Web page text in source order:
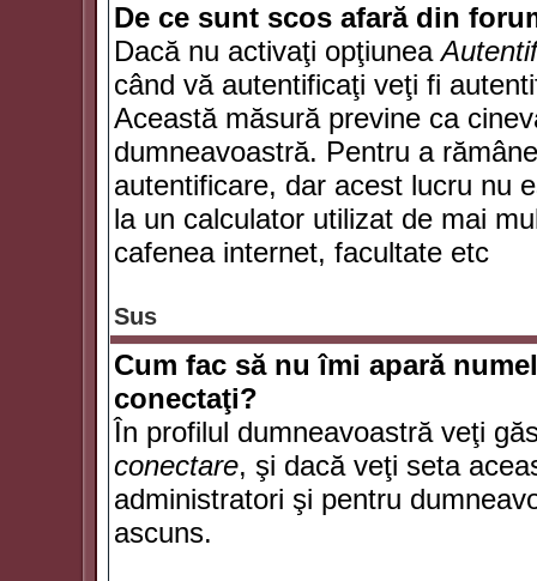
De ce sunt scos afară din
Dacă nu activaţi opţiunea
când vă autentificaţi veţi fi
Această măsură previne ca
dumneavoastră. Pentru a
autentificare, dar acest lucru nu
la un calculator utilizat de mai
cafenea internet, facultate etc
Sus
Cum fac să nu îmi apară
conectaţi?
În profilul dumneavoastră veţi
conectare, şi dacă veţi seta
administratori şi pentru
ascuns.